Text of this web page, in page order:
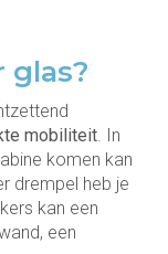
glas?
mobiliteit . In
komen kan
drempel heb je
kan een
een